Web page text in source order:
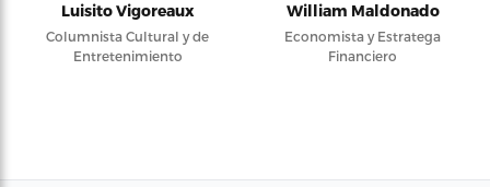
Luisito Vigoreaux
Columnista Cultural y de
Entretenimiento
William Maldonado
Economista y Estratega
Financiero